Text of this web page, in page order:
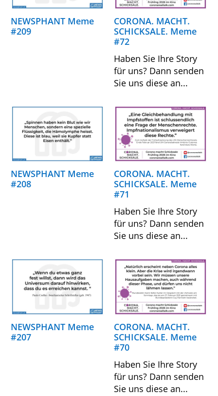
NEWSPHANT Meme
#209
CORONA. MACHT.
SCHICKSALE. Meme
#72
Haben Sie Ihre Story
für uns? Dann senden
Sie uns diese an...
NEWSPHANT Meme
#208
CORONA. MACHT.
SCHICKSALE. Meme
#71
Haben Sie Ihre Story
für uns? Dann senden
Sie uns diese an...
NEWSPHANT Meme
#207
CORONA. MACHT.
SCHICKSALE. Meme
#70
Haben Sie Ihre Story
für uns? Dann senden
Sie uns diese an...